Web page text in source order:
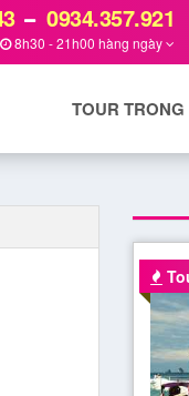
0934.357.921
8h30 - 21h00 hàng ngày
TOUR